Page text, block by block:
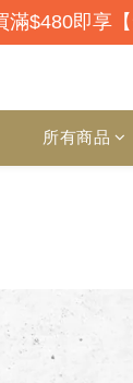
所有商品
滿$480即享